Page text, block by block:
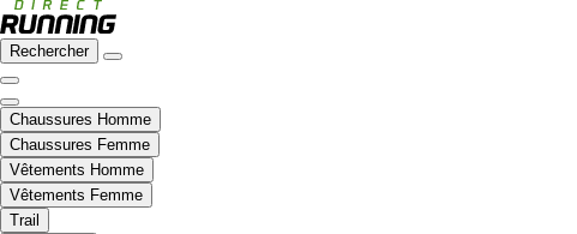
Rechercher
Chaussures Homme
Chaussures Femme
Vêtements Homme
Vêtements Femme
Trail